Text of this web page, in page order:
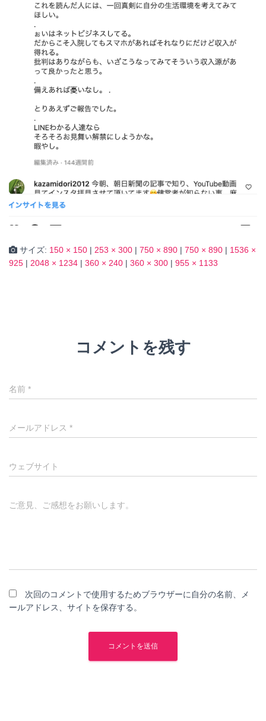
サイズ: 150 × 150 | 253 × 300 | 750 × 890 | 750 × 890 | 1536 ×
925 | 2048 × 1234 | 360 × 240 | 360 × 300 | 955 × 1133
コメントを残す
名前 *
メールアドレス *
ウェブサイト
ご意見、ご感想をお願いします。
次回のコメントで使用するためブラウザーに自分の名前、メ
ールアドレス、サイトを保存する。